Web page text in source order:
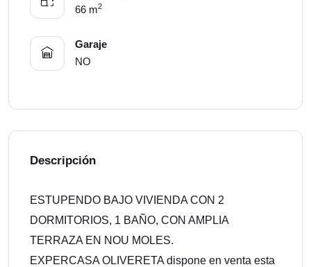
66 m2
Garaje
NO
Descripción
ESTUPENDO BAJO VIVIENDA CON 2
DORMITORIOS, 1 BAÑO, CON AMPLIA
TERRAZA EN NOU MOLES.
EXPERCASA OLIVERETA dispone en venta esta